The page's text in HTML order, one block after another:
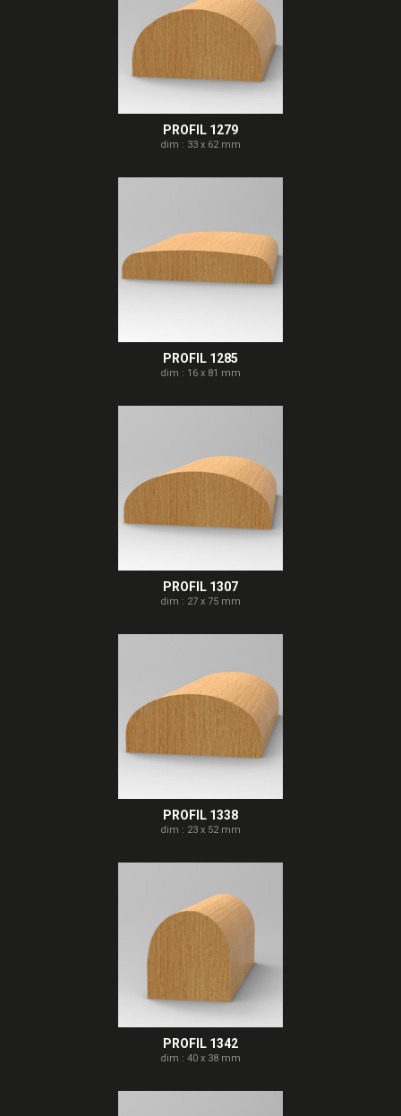
PROFIL 1279
dim : 33 x 62 mm
PROFIL 1285
dim : 16 x 81 mm
PROFIL 1307
dim : 27 x 75 mm
PROFIL 1338
dim : 23 x 52 mm
PROFIL 1342
dim : 40 x 38 mm